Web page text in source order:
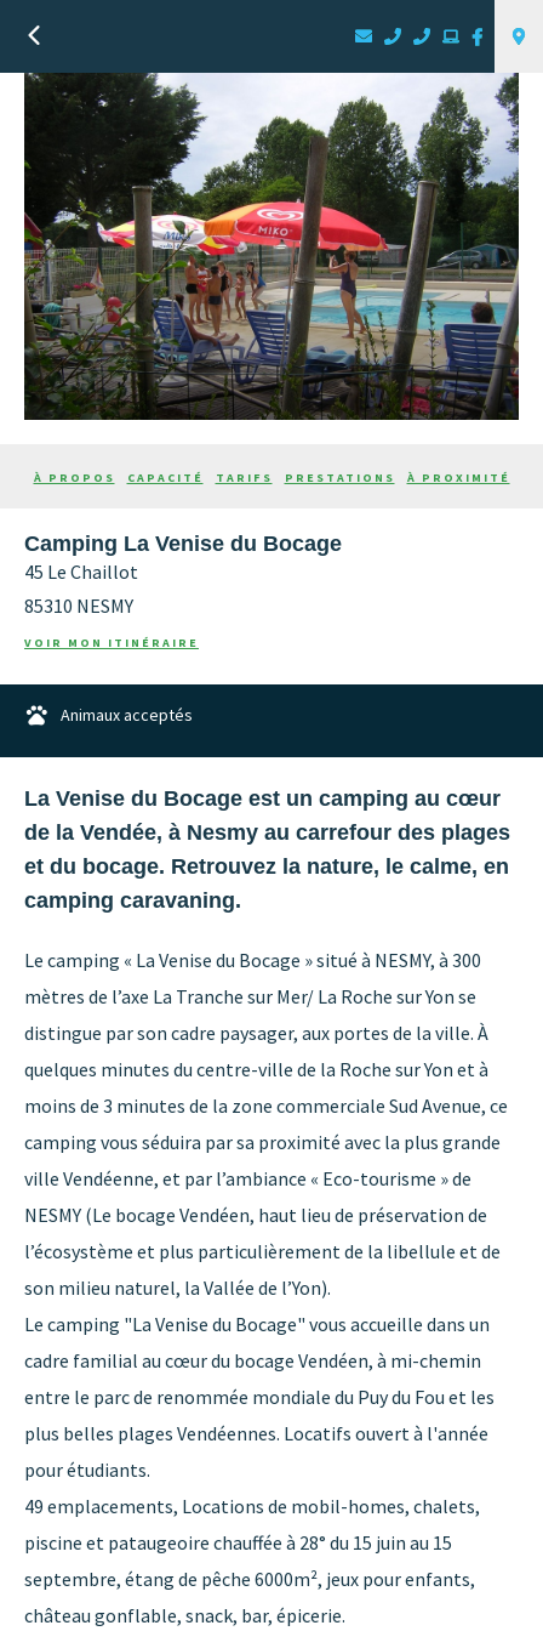
À PROPOS CAPACITÉ TARIFS PRESTATIONS À PROXIMITÉ
Camping La Venise du Bocage
45 Le Chaillot
85310 NESMY
VOIR MON ITINÉRAIRE
Animaux acceptés
La Venise du Bocage est un camping au cœur
de la Vendée, à Nesmy au carrefour des plages
et du bocage. Retrouvez la nature, le calme, en
camping caravaning.
Le camping « La Venise du Bocage » situé à NESMY, à 300
mètres de l’axe La Tranche sur Mer/ La Roche sur Yon se
distingue par son cadre paysager, aux portes de la ville. À
quelques minutes du centre-ville de la Roche sur Yon et à
moins de 3 minutes de la zone commerciale Sud Avenue, ce
camping vous séduira par sa proximité avec la plus grande
ville Vendéenne, et par l’ambiance « Eco-tourisme » de
NESMY (Le bocage Vendéen, haut lieu de préservation de
l’écosystème et plus particulièrement de la libellule et de
son milieu naturel, la Vallée de l’Yon).
Le camping "La Venise du Bocage" vous accueille dans un
cadre familial au cœur du bocage Vendéen, à mi-chemin
entre le parc de renommée mondiale du Puy du Fou et les
plus belles plages Vendéennes. Locatifs ouvert à l'année
pour étudiants.
49 emplacements, Locations de mobil-homes, chalets,
piscine et pataugeoire chauffée à 28° du 15 juin au 15
septembre, étang de pêche 6000m², jeux pour enfants,
château gonflable, snack, bar, épicerie.